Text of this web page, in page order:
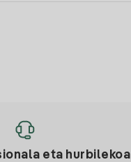
eta hurbilekoa